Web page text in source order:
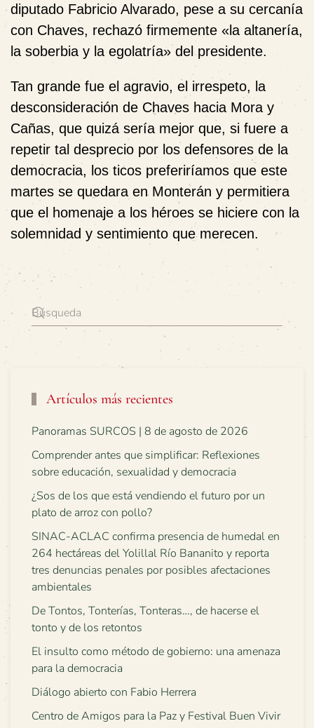
diputado Fabricio Alvarado, pese a su cercanía
con Chaves, rechazó firmemente «la altanería,
la soberbia y la egolatría» del presidente.
Tan grande fue el agravio, el irrespeto, la
desconsideración de Chaves hacia Mora y
Cañas, que quizá sería mejor que, si fuere a
repetir tal desprecio por los defensores de la
democracia, los ticos preferiríamos que este
martes se quedara en Monterán y permitiera
que el homenaje a los héroes se hiciere con la
solemnidad y sentimiento que merecen.
Artículos más recientes
Panoramas SURCOS | 8 de agosto de 2026
Comprender antes que simplificar: Reflexiones
sobre educación, sexualidad y democracia
¿Sos de los que está vendiendo el futuro por un
plato de arroz con pollo?
SINAC-ACLAC confirma presencia de humedal en
264 hectáreas del Yolillal Río Bananito y reporta
tres denuncias penales por posibles afectaciones
ambientales
De Tontos, Tonterías, Tonteras…, de hacerse el
tonto y de los retontos
El insulto como método de gobierno: una amenaza
para la democracia
Diálogo abierto con Fabio Herrera
Centro de Amigos para la Paz y Festival Buen Vivir